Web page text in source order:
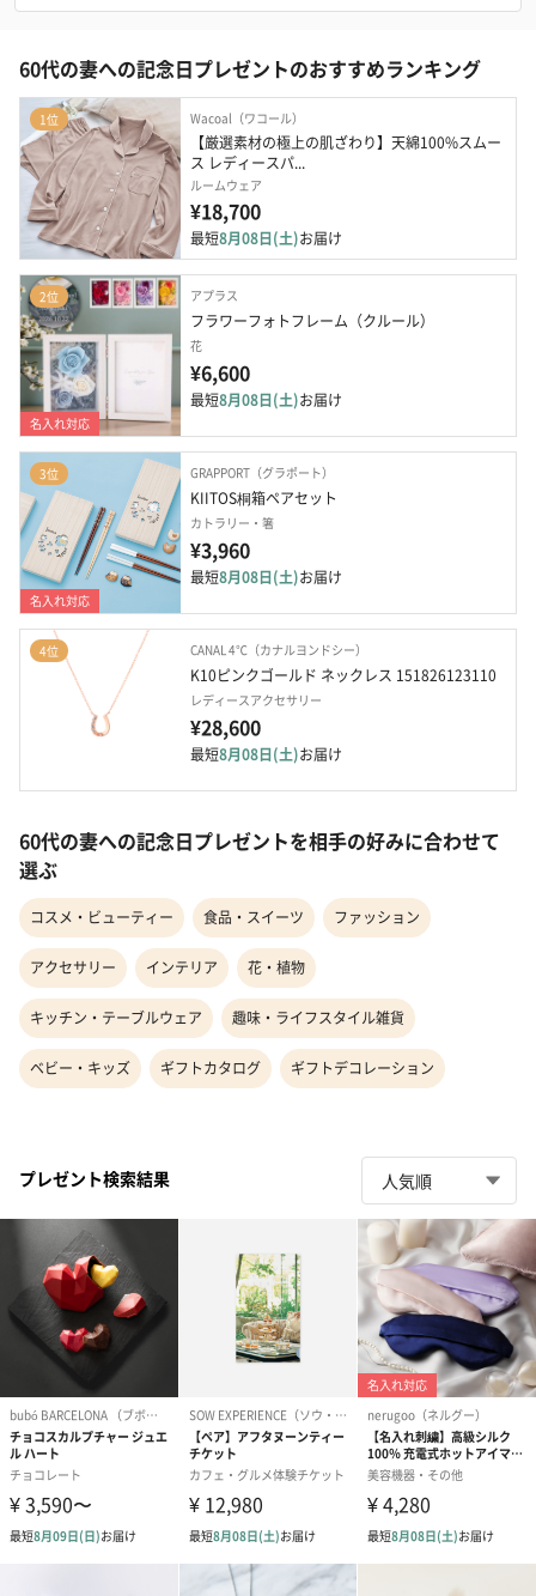
60代の妻への記念日プレゼントのおすすめランキング
1位 Wacoal（ワコール）
【厳選素材の極上の肌ざわり】天綿100%スムー
ス レディースパ...
ルームウェア
¥18,700
最短8月08日(土)お届け
2位
名入れ対応
アプラス
フラワーフォトフレーム（クルール）
花
¥6,600
最短8月08日(土)お届け
3位
名入れ対応
GRAPPORT（グラポート）
KIITOS桐箱ペアセット
カトラリー・箸
¥3,960
最短8月08日(土)お届け
4位 CANAL 4℃（カナルヨンドシー）
K10ピンクゴールド ネックレス 151826123110
レディースアクセサリー
¥28,600
最短8月08日(土)お届け
60代の妻への記念日プレゼントを相手の好みに合わせて
選ぶ
コスメ・ビューティー 食品・スイーツ ファッション
アクセサリー インテリア 花・植物
キッチン・テーブルウェア 趣味・ライフスタイル雑貨
ベビー・キッズ ギフトカタログ ギフトデコレーション
プレゼント検索結果